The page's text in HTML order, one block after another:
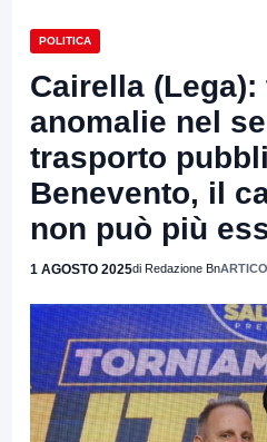
POLITICA
Cairella (Lega):
anomalie nel
trasporto
Benevento, il
non può più
1 AGOSTO 2025di Redazione Bn